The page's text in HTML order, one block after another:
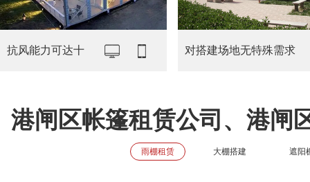
抗风能力可达十 对搭建场地无特殊需求
港闸区帐篷租赁公司、港闸
雨棚租赁 大棚搭建 遮阳